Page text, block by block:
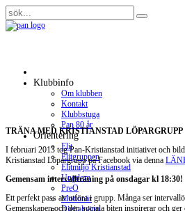
Klubbinfo
Om klubben
Kontakt
Klubbstuga
Pan 80 år
Orientering
Elit
Elitgruppen
Elitmiljö Kristianstad
Ungdom
PreO
Motionär
Digitalpärm
TRÄNA MED KRISTIANSTAD LÖPARGRUPP
I februari 2013 tog Pan-Kristianstad initiativet och
Kristianstad Löpargrupp på Facebook via denna
Gemensam intervallträning på onsdagar kl 18:30!
Ett perfekt pass att utföra i grupp. Många ser
Gemenskapen och den sociala biten inspirerar och